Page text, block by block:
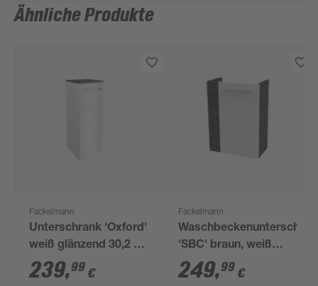
Ähnliche Produkte
Fackelmann
Unterschrank 'Oxford'
weiß glänzend 30,2 x
82,2 x 32 cm
239,99 €
Fackelmann
'SBC' braun, weiß
glänzend 44 x 60 x
24,3 cm rechts
249,99 €